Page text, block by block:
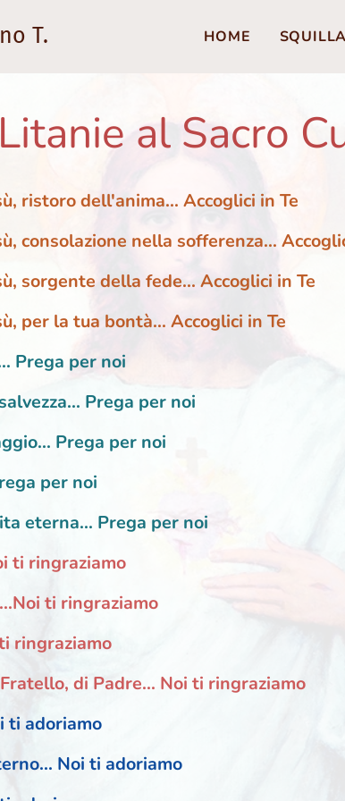
T. HOME SQUILLA
Litanie al Sacro
ristoro dell'anima... Accoglici in Te
consolazione nella sofferenza...
sorgente della fede... Accoglici in Te
per la tua bontà... Accoglici in Te
Prega per noi
Prega per noi
Prega per noi
per noi
eterna... Prega per noi
ti ringraziamo
ti ringraziamo
ringraziamo
di Padre... Noi ti ringraziamo
ti adoriamo
Noi ti adoriamo